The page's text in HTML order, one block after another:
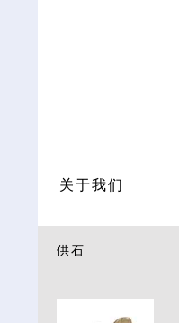
关于我们
供石